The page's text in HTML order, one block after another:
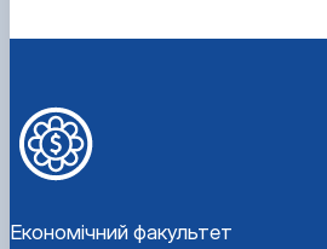
Економічний факультет